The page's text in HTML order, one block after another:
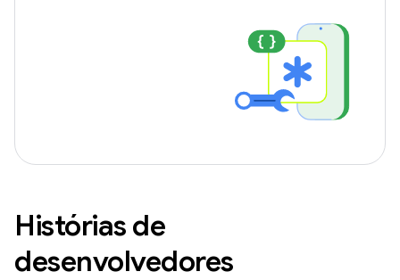
Histórias de
desenvolvedores